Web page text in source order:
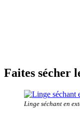
Faites sécher
Linge séchant en